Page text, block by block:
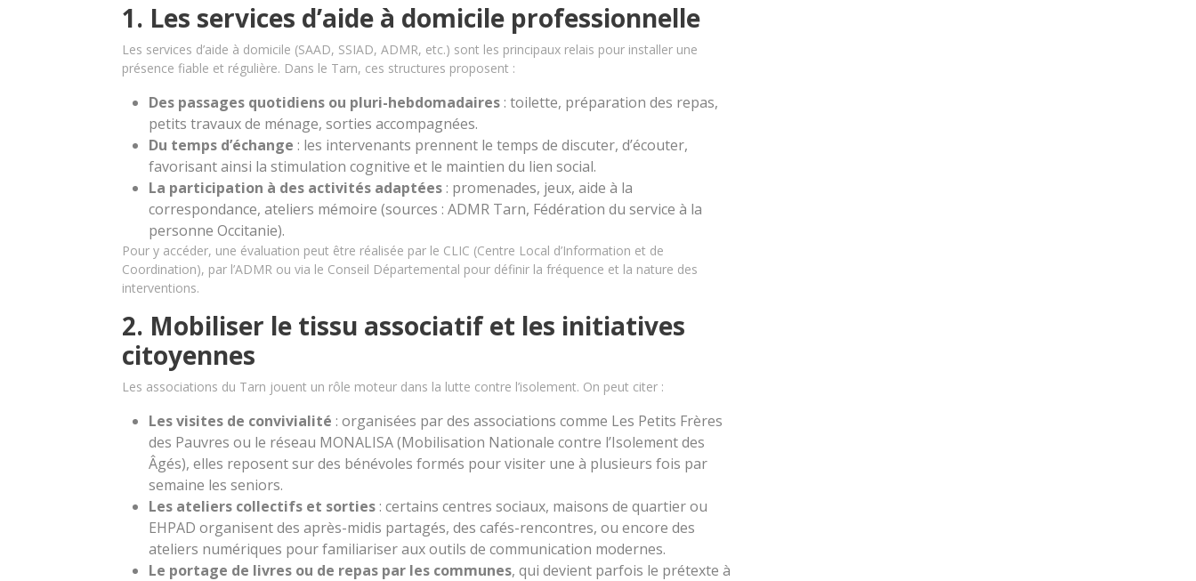
1. Les services d’aide à domicile professionnelle
Les services d’aide à domicile (SAAD, SSIAD, ADMR, etc.) sont les principaux relais pour installer une
présence fiable et régulière. Dans le Tarn, ces structures proposent :
Des passages quotidiens ou pluri-hebdomadaires : toilette, préparation des repas,
petits travaux de ménage, sorties accompagnées.
Du temps d’échange : les intervenants prennent le temps de discuter, d’écouter,
favorisant ainsi la stimulation cognitive et le maintien du lien social.
La participation à des activités adaptées : promenades, jeux, aide à la
correspondance, ateliers mémoire (sources : ADMR Tarn, Fédération du service à la
personne Occitanie).
Pour y accéder, une évaluation peut être réalisée par le CLIC (Centre Local d’Information et de
Coordination), par l’ADMR ou via le Conseil Départemental pour définir la fréquence et la nature des
interventions.
2. Mobiliser le tissu associatif et les initiatives
citoyennes
Les associations du Tarn jouent un rôle moteur dans la lutte contre l’isolement. On peut citer :
Les visites de convivialité : organisées par des associations comme Les Petits Frères
des Pauvres ou le réseau MONALISA (Mobilisation Nationale contre l’Isolement des
Âgés), elles reposent sur des bénévoles formés pour visiter une à plusieurs fois par
semaine les seniors.
Les ateliers collectifs et sorties : certains centres sociaux, maisons de quartier ou
EHPAD organisent des après-midis partagés, des cafés-rencontres, ou encore des
ateliers numériques pour familiariser aux outils de communication modernes.
Le portage de livres ou de repas par les communes, qui devient parfois le prétexte à